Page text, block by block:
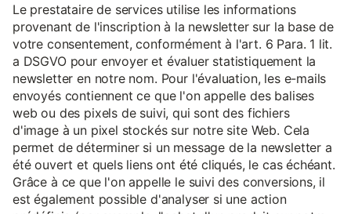
Le prestataire de services utilise les informations
provenant de l'inscription à la newsletter sur la base de
votre consentement, conformément à l'art. 6 Para. 1 lit.
a DSGVO pour envoyer et évaluer statistiquement la
newsletter en notre nom. Pour l'évaluation, les e-mails
envoyés contiennent ce que l'on appelle des balises
web ou des pixels de suivi, qui sont des fichiers
d'image à un pixel stockés sur notre site Web. Cela
permet de déterminer si un message de la newsletter a
été ouvert et quels liens ont été cliqués, le cas échéant.
Grâce à ce que l'on appelle le suivi des conversions, il
est également possible d'analyser si une action